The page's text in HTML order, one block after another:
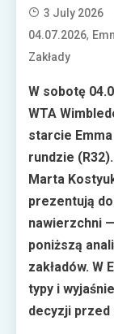
3 July 2026
04.07.2026,
Zakłady
W sobotę
WTA
starcie
rundzie
Marta
prezentują
nawierzchni
poniższą
zakładów. W
typy i
decyzji przed